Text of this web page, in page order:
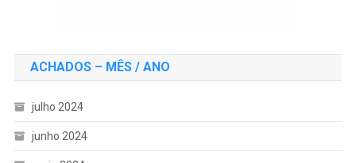
ACHADOS – MÊS / ANO
julho 2024
junho 2024